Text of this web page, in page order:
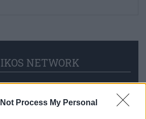
Process My Personal
NETWORK